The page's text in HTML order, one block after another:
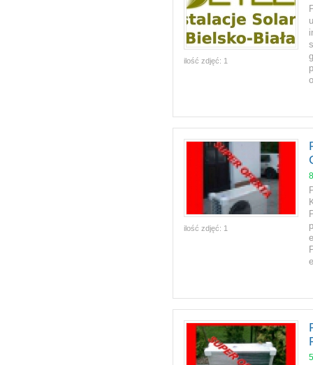
ilość zdjęć: 1
ilość zdjęć: 1